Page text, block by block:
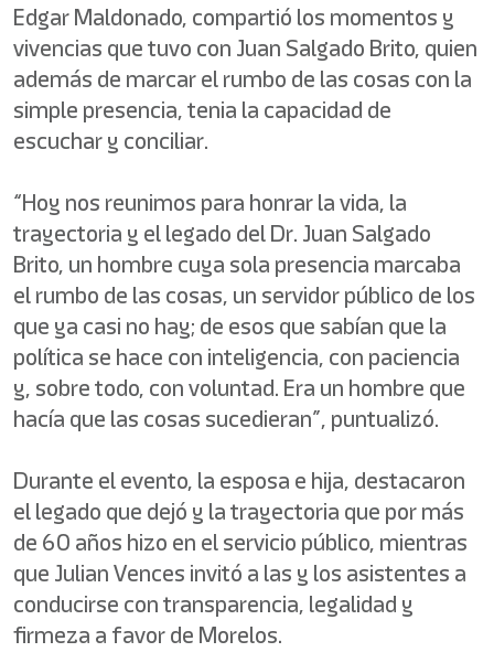
Edgar Maldonado, compartió los momentos y
vivencias que tuvo con Juan Salgado Brito, quien
además de marcar el rumbo de las cosas con la
simple presencia, tenia la capacidad de
escuchar y conciliar.
“Hoy nos reunimos para honrar la vida, la
trayectoria y el legado del Dr. Juan Salgado
Brito, un hombre cuya sola presencia marcaba
el rumbo de las cosas, un servidor público de los
que ya casi no hay; de esos que sabían que la
política se hace con inteligencia, con paciencia
y, sobre todo, con voluntad. Era un hombre que
hacía que las cosas sucedieran”, puntualizó.
Durante el evento, la esposa e hija, destacaron
el legado que dejó y la trayectoria que por más
de 60 años hizo en el servicio público, mientras
que Julian Vences invitó a las y los asistentes a
conducirse con transparencia, legalidad y
firmeza a favor de Morelos.